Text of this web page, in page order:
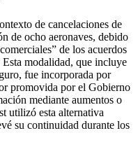
de cancelaciones de
de ocho aeronaves, debido
de los acuerdos
modalidad, que incluye
fue incorporada por
promovida por el Gobierno
mediante aumentos o
utilizó esta alternativa
su continuidad durante los